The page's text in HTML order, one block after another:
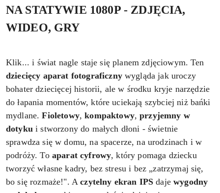
NA STATYWIE 1080P - ZDJĘCIA,
WIDEO, GRY
Klik... i świat nagle staje się planem zdjęciowym. Ten
dziecięcy aparat fotograficznywygląda jak uroczy
bohater dziecięcej historii, ale w środku kryje narzędzie
do łapania momentów, które uciekają szybciej niż bańki
mydlane.Fioletowy,kompaktowy,przyjemny w
dotykui stworzony do małych dłoni - świetnie
sprawdza się w domu, na spacerze, na urodzinach i w
podróży. To aparat cyfrowy, który pomaga dziecku
tworzyć własne kadry, bez stresu i bez „zatrzymaj się,
bo się rozmaże!". Aczytelny ekran IPS dajewygodny